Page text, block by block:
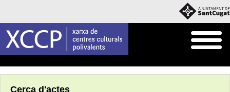
Cerca d'actes